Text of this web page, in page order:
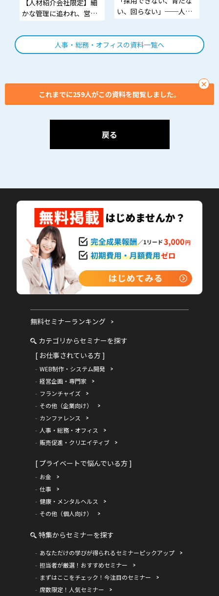
【人材紹介会社限定】細
かな管理に追われ、営業
を諦めかける方
い、回らない」──人
に効く“プロの知見”が無
料で手に入る！
人事・総務・オフィスの資料一覧へ
×
これまでに259人がこの資料を閲覧しました。
戻る
無料セミナーランキング
カテゴリからセミナーを探す
[ お仕事されている方 ]
WEB制作・システム開発
経営企画・専門家
フランチャイズ
その他（企業向け）
カンファレンス
人事・総務・オフィス
販売促進・クリエイティブ
[ プライベートで悩んでいる方 ]
お金
仕事
健康・メンタルヘルス
その他（個人向け）
特集からセミナーを探す
あなただけの学びが得られるセミナーピックアップ
担当者が厳選！おすすめセミナー
まずはここをチェック！今注目のセミナー
席数限定！人気セミナー